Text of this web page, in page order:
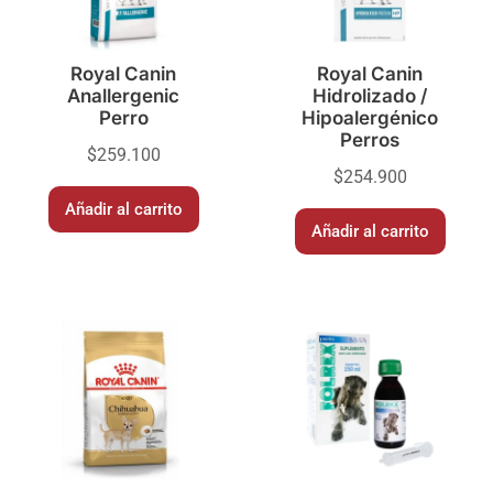
Royal Canin
Anallergenic
Perro
$259.100
Añadir al carrito
Royal Canin
Hidrolizado /
Hipoalergénico
Perros
$254.900
Añadir al carrito